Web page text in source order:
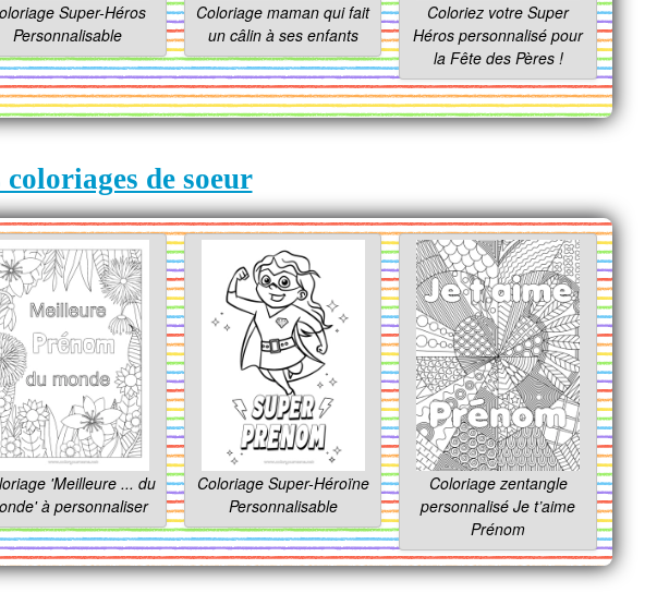
Super-Héros
Personnalisable
Coloriage maman qui fait
un câlin à ses enfants
Coloriez votre Super
Héros personnalisé pour
la Fête des Pères !
coloriages de soeur
'Meilleure ... du
à personnaliser
Coloriage Super-Héroïne
Personnalisable
Coloriage zentangle
personnalisé Je t’aime
Prénom